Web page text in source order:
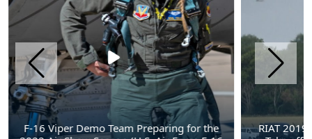
F-16 Viper Demo Team Preparing for the
RIAT 2019